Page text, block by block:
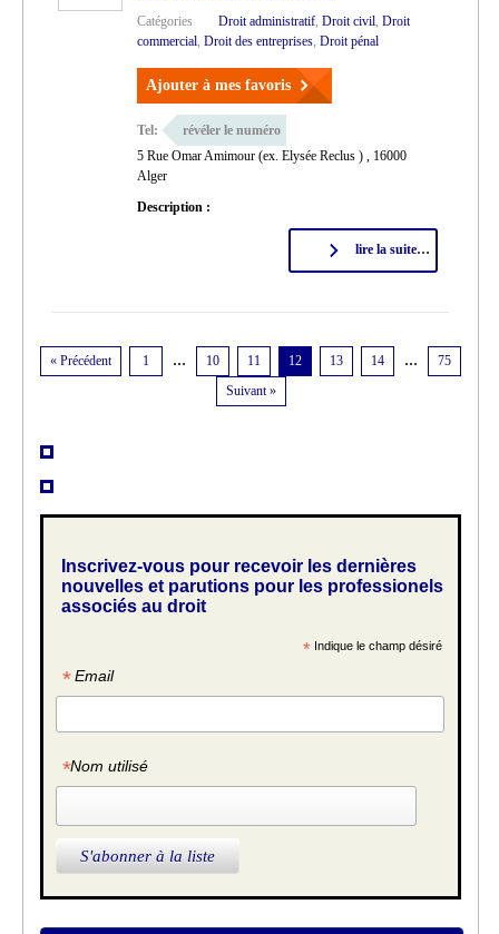
Catégories Droit administratif, Droit civil, Droit
commercial, Droit des entreprises, Droit pénal
Ajouter à mes favoris
Tel:
révéler le numéro
5 Rue Omar Amimour (ex. Elysée Reclus ) , 16000
Alger
Description :
lire la suite…
« Précédent 1 … 10 11 12 13 14 …
75
Suivant »
Inscrivez-vous pour recevoir les dernières
nouvelles et parutions pour les professionels
associés au droit
*Indique le champ désiré
*Email
*Nom utilisé